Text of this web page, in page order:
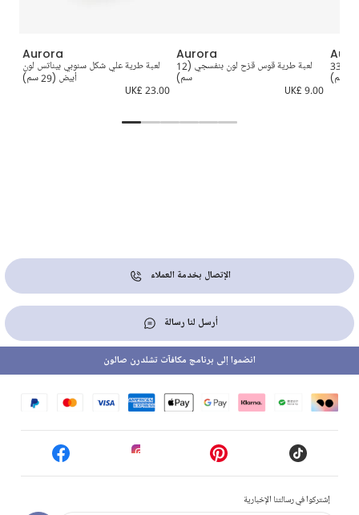
Aurora
لعبة طرية علي شكل سنوبي بيناتس لون
أبيض (29 سم)
UK£ 23.00
Aurora
لعبة طرية قوس قزح لون بنفسجي (12
سم)
UK£ 9.00
لعبة أرنب محشوة ناعمة لون زهري (33
سم)
الإتصال بخدمة العملاء
أرسل لنا رسالة
إشتركوا في رسالتنا الإخبارية
انضموا إلى برنامج مكافآت تشلدرن صالون